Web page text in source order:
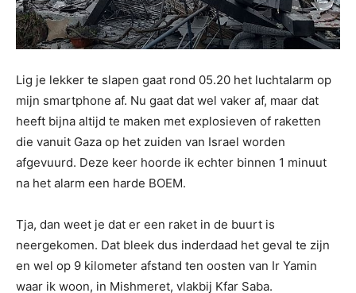
Lig je lekker te slapen gaat rond 05.20 het luchtalarm op
mijn smartphone af. Nu gaat dat wel vaker af, maar dat
heeft bijna altijd te maken met explosieven of raketten
die vanuit Gaza op het zuiden van Israel worden
afgevuurd. Deze keer hoorde ik echter binnen 1 minuut
na het alarm een harde BOEM.
Tja, dan weet je dat er een raket in de buurt is
neergekomen. Dat bleek dus inderdaad het geval te zijn
en wel op 9 kilometer afstand ten oosten van Ir Yamin
waar ik woon, in Mishmeret, vlakbij Kfar Saba.